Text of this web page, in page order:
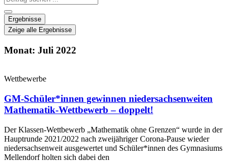
...
Ergebnisse
Zeige alle Ergebnisse
Monat: Juli 2022
Wettbewerbe
GM-Schüler*innen gewinnen niedersachsenweiten
Mathematik-Wettbewerb – doppelt!
Der Klassen-Wettbewerb „Mathematik ohne Grenzen“ wurde in der
Hauptrunde 2021/2022 nach zweijähriger Corona-Pause wieder
niedersachsenweit ausgewertet und Schüler*innen des Gymnasiums
Mellendorf holten sich dabei den